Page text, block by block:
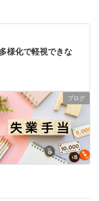
様化で軽視できな
ブログ